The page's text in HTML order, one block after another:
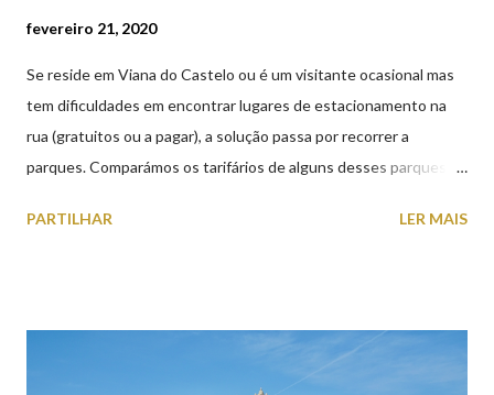
fevereiro 21, 2020
Se reside em Viana do Castelo ou é um visitante ocasional mas
tem dificuldades em encontrar lugares de estacionamento na
rua (gratuitos ou a pagar), a solução passa por recorrer a
parques. Comparámos os tarifários de alguns desses parques de
subterrâneos) perto do centro da cidade (entenda-se por
subterrâneos. O Parque da Estação Viana Shopping é grátis de
2ª a 5ª feira a partir das 20:00 (DIAS ÚTEIS)
PARTILHAR LER MAIS